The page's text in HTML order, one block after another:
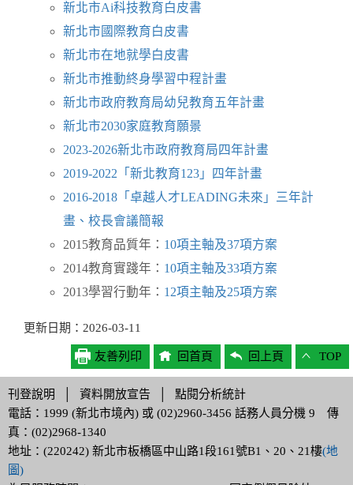
新北市Ai科技教育白皮書
新北市國際教育白皮書
新北市在地就學白皮書
新北市推動終身學習中程計畫
新北市政府教育局幼兒教育五年計畫
新北市2030家庭教育願景
2023-2026新北市政府教育局四年計畫
2019-2022「新北教育123」四年計畫
2016-2018「卓越人才LEADING未來」三年計
畫、校長會議簡報
2015教育品質年： 10項主軸及37項方案
2014教育實踐年： 10項主軸及33項方案
2013學習行動年： 12項主軸及25項方案
更新日期：2026-03-11
友善列印 回首頁 回上頁 TOP
刊登說明 資料開放宣告
點閱分析統計
電話：1999 (新北市境內) 或 (02)2960-3456 話務人員分機 9 傳
真：(02)2968-1340
地址：(220242) 新北市板橋區中山路1段161號B1、20、21樓(地
圖)